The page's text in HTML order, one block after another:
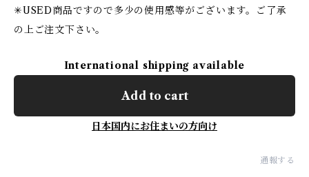
✳︎USED商品ですので多少の使用感等がございます。ご了承
の上ご注文下さい。
International shipping available
Add to cart
日本国内にお住まいの方向け
通報する